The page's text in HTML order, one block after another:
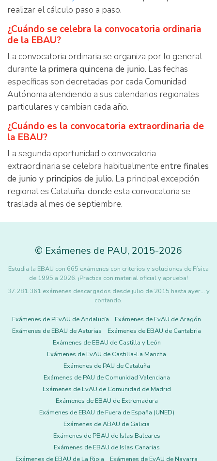
realizar el cálculo paso a paso.
¿Cuándo se celebra la convocatoria ordinaria
de la EBAU?
La convocatoria ordinaria se organiza por lo general
durante la primera quincena de junio. Las fechas
específicas son decretadas por cada Comunidad
Autónoma atendiendo a sus calendarios regionales
particulares y cambian cada año.
¿Cuándo es la convocatoria extraordinaria de
la EBAU?
La segunda oportunidad o convocatoria
extraordinaria se celebra habitualmente entre finales
de junio y principios de julio. La principal excepción
regional es Cataluña, donde esta convocatoria se
traslada al mes de septiembre.
© Exámenes de PAU, 2015-2026
Estudia la EBAU con 665 exámenes con criterios y soluciones de Física
de 1995 a 2026. ¡Practica con material oficial y aprueba!
37.281.361 exámenes descargados desde julio de 2015 hasta ayer... y
contando.
Exámenes de PEvAU de Andalucía
Exámenes de EvAU de Aragón
Exámenes de EBAU de Asturias
Exámenes de EBAU de Cantabria
Exámenes de EBAU de Castilla y León
Exámenes de EvAU de Castilla-La Mancha
Exámenes de PAU de Cataluña
Exámenes de PAU de Comunidad Valenciana
Exámenes de EvAU de Comunidad de Madrid
Exámenes de EBAU de Extremadura
Exámenes de EBAU de Fuera de España (UNED)
Exámenes de ABAU de Galicia
Exámenes de PBAU de Islas Baleares
Exámenes de EBAU de Islas Canarias
Exámenes de EBAU de La Rioja
Exámenes de EvAU de Navarra